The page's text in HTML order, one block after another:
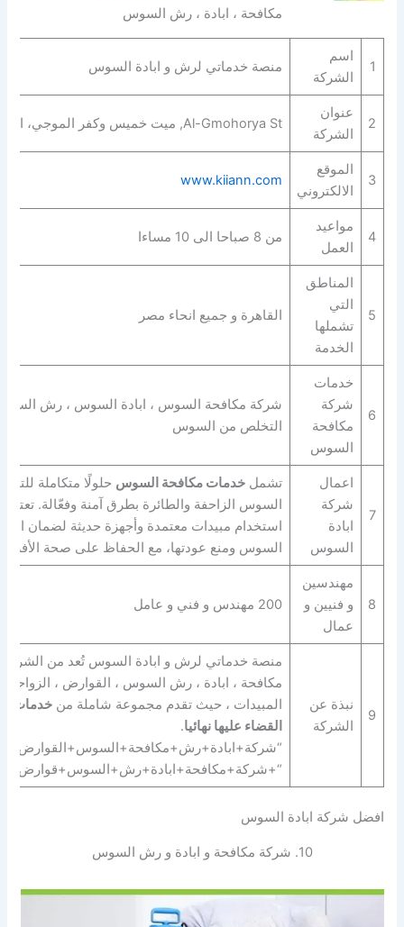
مكافحة ، ابادة ، رش السوس
1
اسم
الشركة
منصة خدماتي لرش و ابادة السوس
2
عنوان
الشركة
Al-Gmohorya St, ميت خميس وكفر الموجي، المنصورة، الدقهلية،
3
الموقع
الالكتروني
www.kiiann.com
4
مواعيد
العمل
من 8 صباحا الى 10 مساءا
5
المناطق
التي
تشملها
الخدمة
القاهرة و جميع انحاء مصر
6
خدمات
شركة
مكافحة
السوس
شركة مكافحة السوس ، ابادة السوس ، رش
التخلص من السوس
7
اعمال
شركة
ابادة
السوس
تشمل خدمات مكافحة السوس حلولًا متكاملة
السوس الزاحفة والطائرة بطرق آمنة وفعّالة.
استخدام مبيدات معتمدة وأجهزة حديثة لضمان
السوس ومنع عودتها، مع الحفاظ على صحة الأفراد
8
مهندسين
و فنيين و
عمال
200 مهندس و فني و عامل
9
نبذة عن
الشركة
منصة خدماتي لرش و ابادة السوس تُعد من
مكافحة ، ابادة ، رش السوس ، القوارض ، الزواحف
المبيدات ، حيث تقدم مجموعة شاملة من خدمات
القضاء عليها نهائيا.
افضل شركة ابادة السوس
10. شركة مكافحة و ابادة و رش السوس